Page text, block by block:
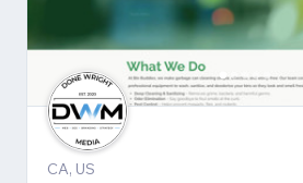
CA, US